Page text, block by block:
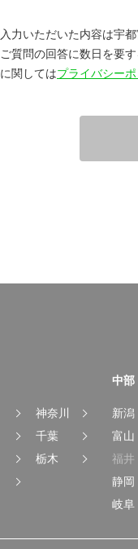
入力いただいた内容は宇
ご質問の回答に数日を要
に関してはプライバシー
神奈川
千葉
栃木
中部
新潟
富山
福井
静岡
岐阜